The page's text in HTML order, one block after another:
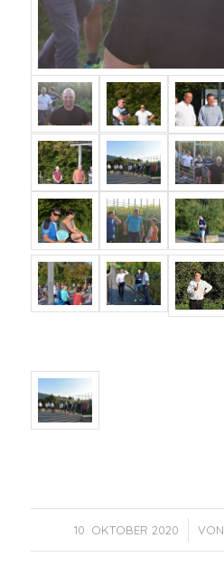
10. OKTOBER 2020
/ VON